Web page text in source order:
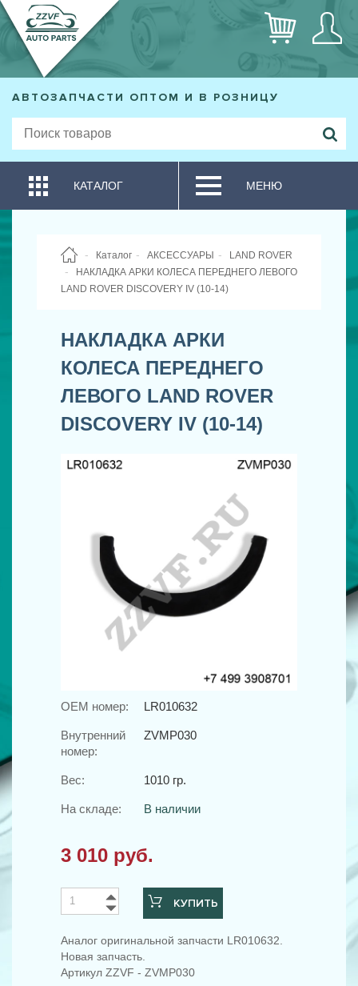
АВТОЗАПЧАСТИ ОПТОМ И В РОЗНИЦУ
КАТАЛОГ МЕНЮ
Каталог АКСЕССУАРЫ
LAND ROVER
НАКЛАДКА АРКИ КОЛЕСА ПЕРЕДНЕГО ЛЕВОГО
LAND ROVER DISCOVERY IV (10-14)
НАКЛАДКА АРКИ
КОЛЕСА ПЕРЕДНЕГО
ЛЕВОГО LAND ROVER
DISCOVERY IV (10-14)
OEM номер: LR010632
Внутренний
номер:
ZVMP030
Вес: 1010 гр.
На складе: В наличии
3 010 руб.
КУПИТЬ
Аналог оригинальной запчасти LR010632.
Новая запчасть.
Артикул ZZVF - ZVMP030